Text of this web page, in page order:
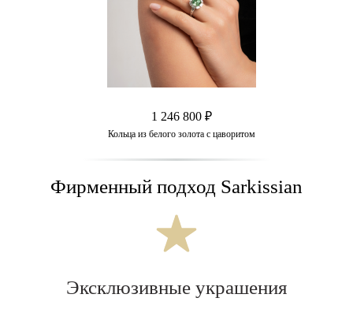
1 246 800 ₽
Кольца из белого золота с цаворитом
Фирменный подход Sarkissian
Эксклюзивные украшения